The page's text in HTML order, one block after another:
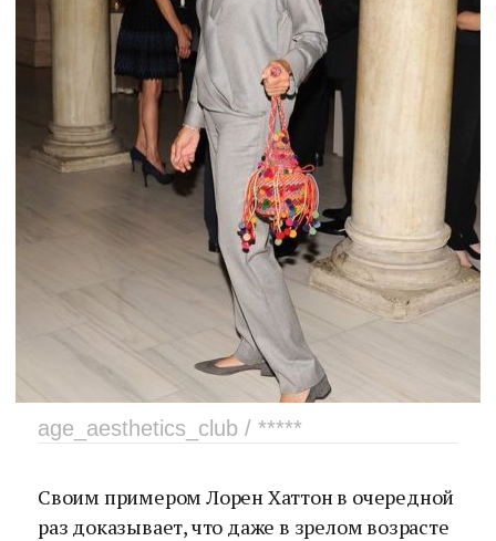
age_aesthetics_club / *****
Своим примером Лорен Хаттон в очередной
раз доказывает, что даже в зрелом возрасте